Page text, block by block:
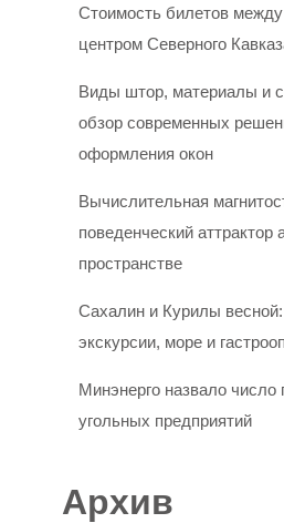
Стоимость билетов
центром Северного
Виды штор, материалы и
обзор современных
оформления окон
Вычислительная
поведенческий
пространстве
Сахалин и Курилы весной:
экскурсии, море и
Минэнерго назвало
угольных предприятий
Архив